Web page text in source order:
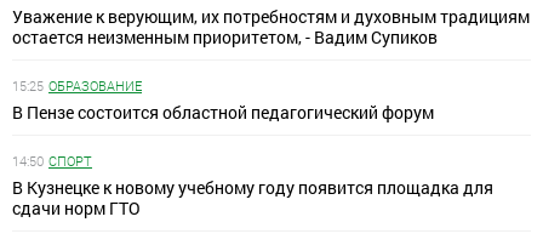
Уважение к верующим, их потребностям и духовным традициям
остается неизменным приоритетом, - Вадим Супиков
15:25 ОБРАЗОВАНИЕ
В Пензе состоится областной педагогический форум
14:50 СПОРТ
В Кузнецке к новому учебному году появится площадка для
сдачи норм ГТО